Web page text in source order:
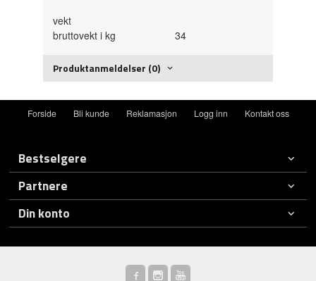
vekt
bruttovekt i kg 34
Produktanmeldelser (0)
Forside Bli kunde Reklamasjon Logg inn Kontakt oss
Bestselgere
Partnere
Din konto